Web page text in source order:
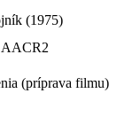
(1975)
AACR2
(príprava filmu)